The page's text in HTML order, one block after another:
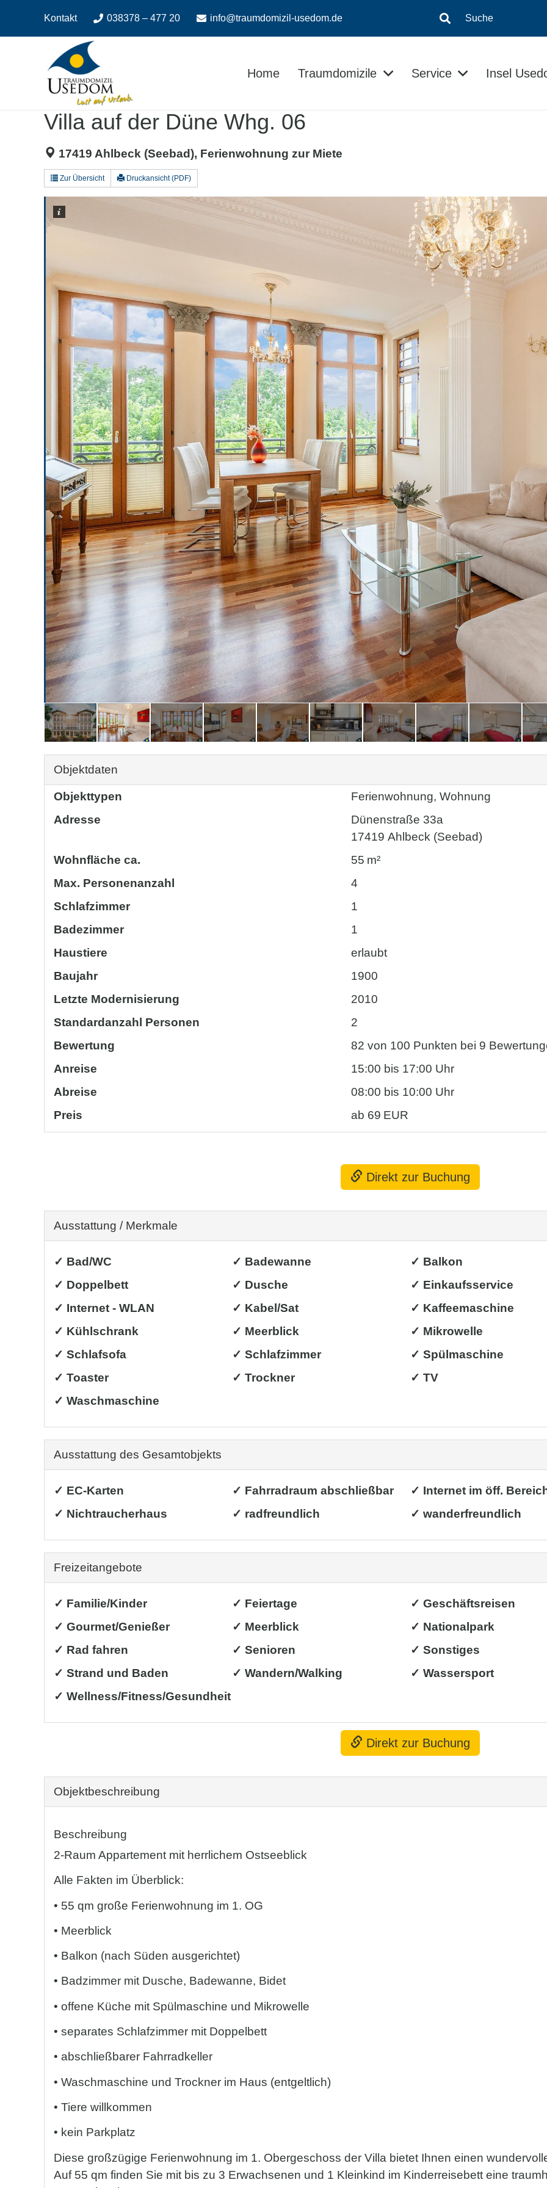
Navigation
Kontakt 038378 – 477 20 info@traumdomizil-usedom.de Suche
Home Traumdomizile Service Insel
Villa auf der Düne Whg. 06
17419 Ahlbeck (Seebad), Ferienwohnung zur Miete
Zur Übersicht Druckansicht (PDF)
Objektdaten
Objekttypen
Ferienwohnung, Wohnung
Adresse
Dünenstraße 33a
17419 Ahlbeck (Seebad)
Wohnfläche ca.
55 m²
Max. Personenanzahl
4
Schlafzimmer
1
Badezimmer
1
Haustiere
erlaubt
Baujahr
1900
Letzte Modernisierung
2010
Standardanzahl Personen
2
Bewertung
82 von 100 Punkten bei 9
Anreise
15:00 bis 17:00 Uhr
Abreise
08:00 bis 10:00 Uhr
Preis
ab 69 EUR
Direkt zur Buchung
Ausstattung / Merkmale
✓ Bad/WC ✓ Badewanne
✓ Balkon
✓ Doppelbett
✓ Dusche
✓ Einkaufsservice
✓ Internet - WLAN
✓ Kabel/Sat
✓ Kaffeemaschine
✓ Kühlschrank
✓ Meerblick
✓ Mikrowelle
✓ Schlafsofa
✓ Schlafzimmer
✓ Spülmaschine
✓ Toaster
✓ Trockner
✓ TV
✓ Waschmaschine
Ausstattung des Gesamtobjekts
✓ EC-Karten ✓ Fahrradraum abschließbar
✓ Internet im öff.
✓ Nichtraucherhaus
✓ radfreundlich ✓ wanderfreundlich
Freizeitangebote
✓ Familie/Kinder ✓ Feiertage
✓ Geschäftsreisen
✓ Gourmet/Genießer
✓ Meerblick
✓ Nationalpark
✓ Rad fahren
✓ Senioren
✓ Sonstiges
✓ Strand und Baden
✓ Wandern/Walking
✓ Wassersport
✓ Wellness/Fitness/Gesundheit
Direkt zur Buchung
Objekt­beschreibung
Beschreibung
2-Raum Appartement mit herrlichem Ostseeblick
Alle Fakten im Überblick:
• 55 qm große Ferienwohnung im 1. OG
• Meerblick
• Balkon (nach Süden ausgerichtet)
• Badzimmer mit Dusche, Badewanne, Bidet
• offene Küche mit Spülmaschine und Mikrowelle
• separates Schlafzimmer mit Doppelbett
• abschließbarer Fahrradkeller
• Waschmaschine und Trockner im Haus (entgeltlich)
• Tiere willkommen
• kein Parkplatz
Diese großzügige Ferienwohnung im 1. Obergeschoss der Villa bietet Ihnen einen
Auf 55 qm finden Sie mit bis zu 3 Erwachsenen und 1 Kleinkind im Kinderreisebett eine